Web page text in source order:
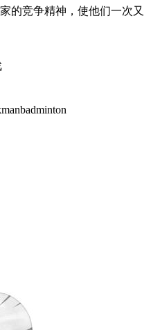
竞争精神，使他们一次又